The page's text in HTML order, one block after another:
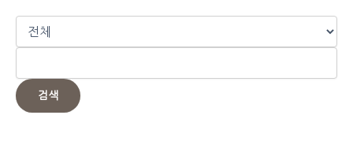
검색